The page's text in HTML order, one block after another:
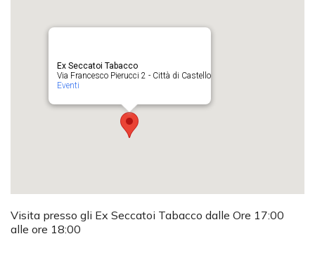
Ex Seccatoi Tabacco
Via Francesco Pierucci 2 - Città di Castello
Eventi
Visita presso gli Ex Seccatoi Tabacco dalle Ore 17:00
alle ore 18:00